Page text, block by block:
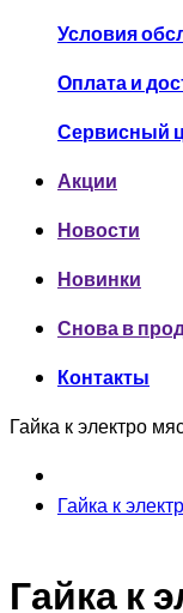
Условия
Оплата и
Сервисный
Акции
Новости
Новинки
Снова в
Контакты
Гайка к электро
Гайка к
Гайка к